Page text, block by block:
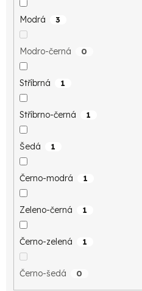
Modrá 3
Modro-černá 0
Stříbrná 1
Stříbrno-černá 1
Šedá 1
Černo-modrá 1
Zeleno-černá 1
Černo-zelená 1
Černo-šedá 0